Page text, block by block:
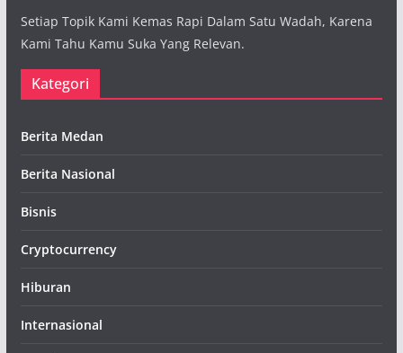
Setiap Topik Kami Kemas Rapi Dalam Satu Wadah, Karena
Kami Tahu Kamu Suka Yang Relevan.
Kategori
Berita Medan
Berita Nasional
Bisnis
Cryptocurrency
Hiburan
Internasional